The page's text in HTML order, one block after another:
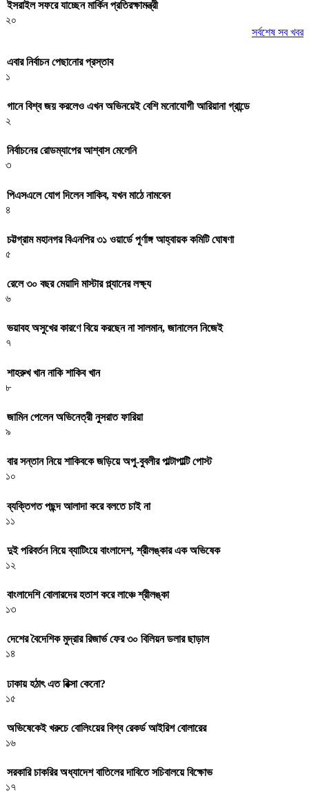
ইসরাইল সফরে যাচ্ছেন মার্কিন প্রতিরক্ষামন্ত্রী
২০
সর্বশেষ সব খবর
এবার নির্বাচন পেছানোর প্রস্তাব
১
গানে বিশ্ব জয় করলেও এখন অভিনয়েই বেশি মনোযোগী আরিয়ানা গ্রান্ডে
২
নির্বাচনের রোডম্যাপের আশ্বাস মেলেনি
৩
পিএসএলে যোগ দিলেন সাকিব, যখন মাঠে নামবেন
৪
চট্টগ্রাম মহানগর বিএনপির ৩১ ওয়ার্ডে পূর্ণাঙ্গ আহ্বায়ক কমিটি ঘোষণা
৫
রেলে ৩০ বছর মেয়াদি মাস্টার প্ল্যানের লক্ষ্য
৬
ভয়াবহ অসুখের কারণে বিয়ে করছেন না সালমান, জানালেন নিজেই
৭
শাহরুখ খান নাকি শাকিব খান
৮
জামিন পেলেন অভিনেত্রী নুসরাত ফারিয়া
৯
বার সন্তান নিয়ে শাকিবকে জড়িয়ে অপু-বুবলীর পাল্টাপাল্টি পোস্ট
১০
ব্যক্তিগত পছন্দ আলাদা করে বলতে চাই না
১১
দুই পরিবর্তন নিয়ে ব্যাটিংয়ে বাংলাদেশ, শ্রীলঙ্কার এক অভিষেক
১২
বাংলাদেশি বোলারদের হতাশ করে লাঞ্চে শ্রীলঙ্কা
১৩
দেশের বৈদেশিক মুদ্রার রিজার্ভ ফের ৩০ বিলিয়ন ডলার ছাড়াল
১৪
ঢাকায় হঠাৎ এত রিক্সা কেনো?
১৫
অভিষেকেই খরুচে বোলিংয়ের বিশ্ব রেকর্ড আইরিশ বোলারের
১৬
সরকারি চাকরির অধ্যাদেশ বাতিলের দাবিতে সচিবালয়ে বিক্ষোভ
১৭